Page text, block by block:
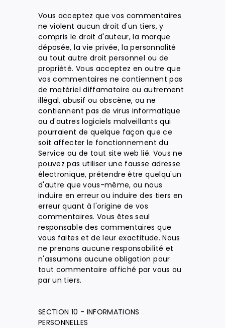
Vous acceptez que vos commentaires
ne violent aucun droit d'un tiers, y
compris le droit d'auteur, la marque
déposée, la vie privée, la personnalité
ou tout autre droit personnel ou de
propriété. Vous acceptez en outre que
vos commentaires ne contiennent pas
de matériel diffamatoire ou autrement
illégal, abusif ou obscène, ou ne
contiennent pas de virus informatique
ou d'autres logiciels malveillants qui
pourraient de quelque façon que ce
soit affecter le fonctionnement du
Service ou de tout site web lié. Vous ne
pouvez pas utiliser une fausse adresse
électronique, prétendre être quelqu'un
d'autre que vous-même, ou nous
induire en erreur ou induire des tiers en
erreur quant à l'origine de vos
commentaires. Vous êtes seul
responsable des commentaires que
vous faites et de leur exactitude. Nous
ne prenons aucune responsabilité et
n'assumons aucune obligation pour
tout commentaire affiché par vous ou
par un tiers.
SECTION 10 - INFORMATIONS
PERSONNELLES